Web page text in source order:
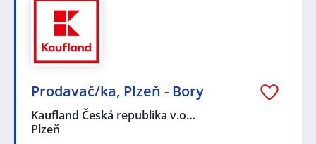
Prodavač/ka, Plzeň - Bory
Kaufland Česká republika v.o…
Plzeň